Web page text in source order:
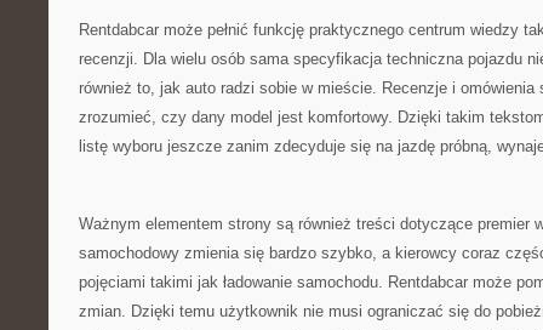
Rentdabcar może pełnić funkcję praktycznego centrum wiedzy
recenzji. Dla wielu osób sama specyfikacja techniczna pojazdu
również to, jak auto radzi sobie w mieście. Recenzje i omówienia
zrozumieć, czy dany model jest komfortowy. Dzięki takim
listę wyboru jeszcze zanim zdecyduje się na jazdę próbną,
Ważnym elementem strony są również treści dotyczące premier
samochodowy zmienia się bardzo szybko, a kierowcy coraz
pojęciami takimi jak ładowanie samochodu. Rentdabcar może
zmian. Dzięki temu użytkownik nie musi ograniczać się do